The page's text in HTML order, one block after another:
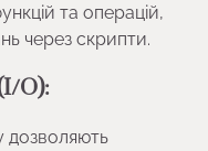
та операцій,
через скрипти.
O):
дозволяють